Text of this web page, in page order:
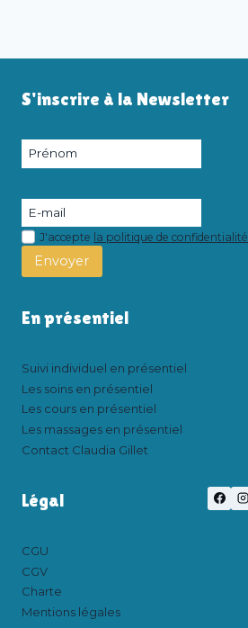
S'inscrire à la Newsletter
J'accepte la politique de confidentialité
Envoyer
En présentiel
Suivi individuel en présentiel
Les soins en présentiel
Les cours en présentiel
Les massages en présentiel
Contact Claudia Gillet
Légal
CGU
CGV
Charte
Mentions légales